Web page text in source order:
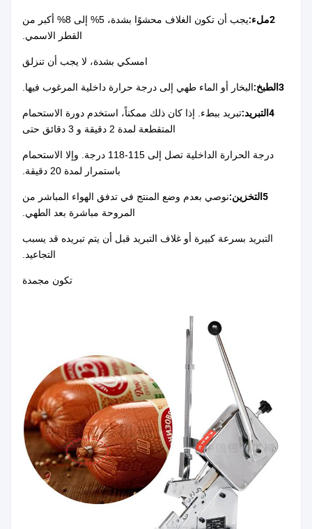
2ملء:
يجب أن تكون الغلاف محشوًا بشدة، 5% إلى 8% أكبر من
القطر الاسمي.
امسكي بشدة، لا يجب أن تنزلق
3الطبخ: البخار أو الماء طهي إلى درجة حرارة داخلية المرغوب فيها.
4التبريد:
تبريد ببطء. إذا كان ذلك ممكناً، استخدم دورة الاستحمام
المتقطعة لمدة 2 دقيقة و 3 دقائق حتى
درجة الحرارة الداخلية تصل إلى 115-118 درجة. وإلا الاستحمام
باستمرار لمدة 20 دقيقة.
5التخزين:
نوصي بعدم وضع المنتج في تدفق الهواء المباشر من
المروحة مباشرة بعد الطهي.
التبريد بسرعة كبيرة أو غلاف التبريد قبل أن يتم تبريده قد يسبب
التجاعيد.
تكون مجمدة